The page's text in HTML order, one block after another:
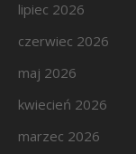
lipiec 2026
czerwiec 2026
maj 2026
kwiecień 2026
marzec 2026